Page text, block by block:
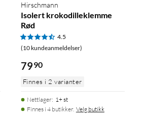
Hirschmann
Isolert krokodilleklemme
Rød
4.5
(10 kundeanmeldelser)
7990
Finnes i 2 varianter
Nettlager: 1+ st
Finnes i 4 butikker. Velg butikk